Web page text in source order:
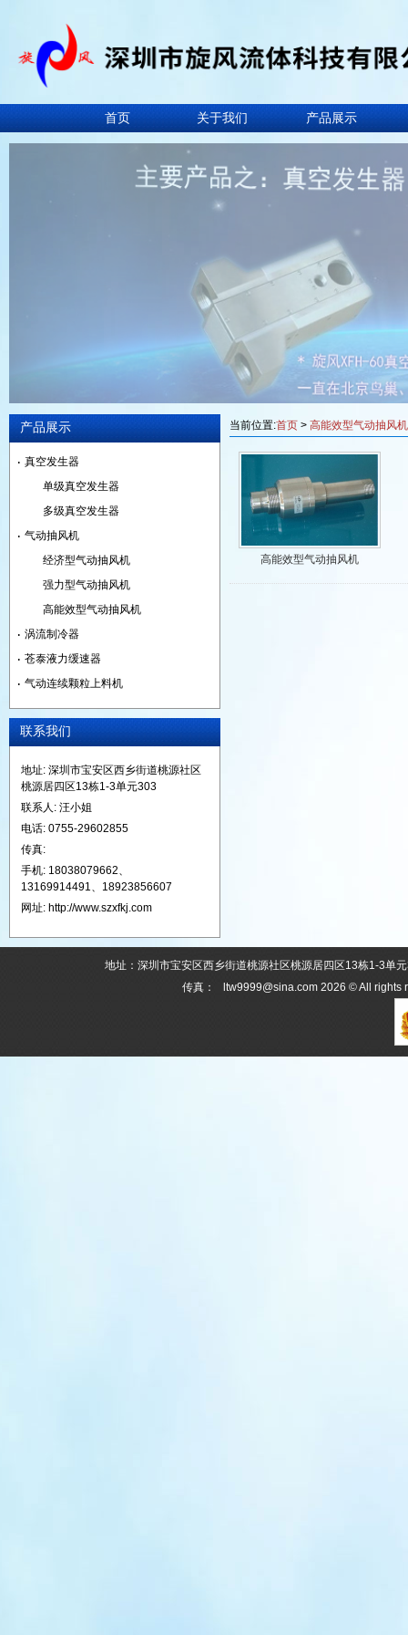
首页 关于我们 产品展示
当前位置:首页 > 高能效型气动抽风机
高能效型气动抽风机
产品展示
真空发生器
单级真空发生器
多级真空发生器
气动抽风机
经济型气动抽风机
强力型气动抽风机
高能效型气动抽风机
涡流制冷器
苍泰液力缓速器
气动连续颗粒上料机
联系我们
地址: 深圳市宝安区西乡街道桃源社区
桃源居四区13栋1-3单元303
联系人: 汪小姐
电话: 0755-29602855
传真:
手机: 18038079662、
13169914491、18923856607
网址: http://www.szxfkj.com
地址：深圳市宝安区西乡街道桃源社区桃源居四区13栋1-3
传真： ltw9999@sina.com 2026 © All